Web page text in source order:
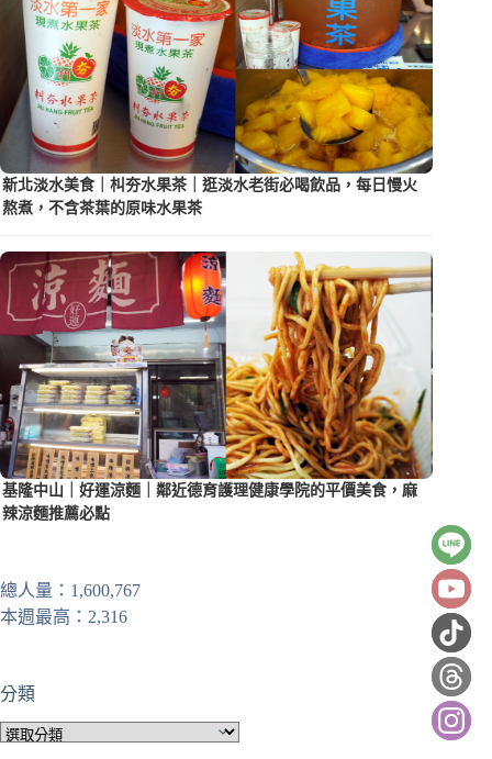
新北淡水美食｜朻夯水果茶｜逛淡水老街必喝飲品，每日慢火
熬煮，不含茶葉的原味水果茶
基隆中山｜好運涼麵｜鄰近德育護理健康學院的平價美食，麻
辣涼麵推薦必點
總人量：1,600,767
本週最高：2,316
分類
分